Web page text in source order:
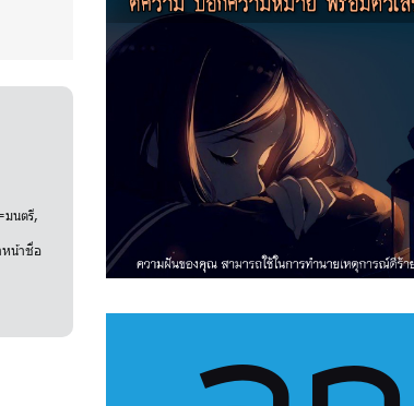
นตรี,
หน้าชื่อ